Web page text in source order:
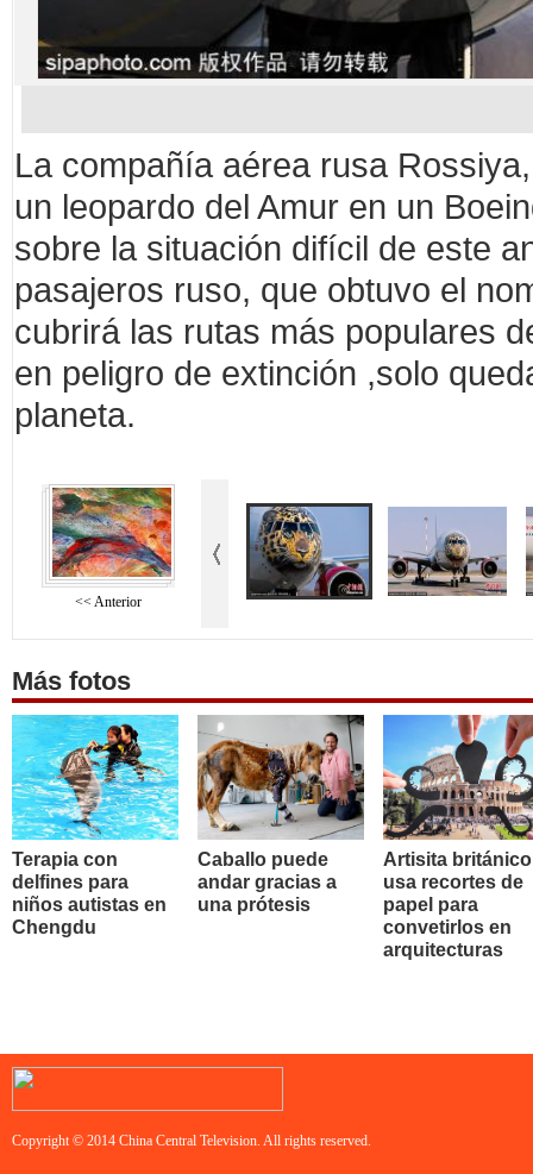
La compañía aérea rusa
un leopardo del Amur en un
sobre la situación difícil de este
pasajeros ruso, que obtuvo el
cubrirá las rutas más populares
en peligro de extinción ,solo
planeta.
<< Anterior
Más fotos
Terapia con
delfines para
niños autistas en
Chengdu
Caballo puede
andar gracias a
una prótesis
Artisita británico
usa recortes de
papel para
convetirlos en
arquitecturas
Copyright © 2014 China Central Television. All rights reserved.